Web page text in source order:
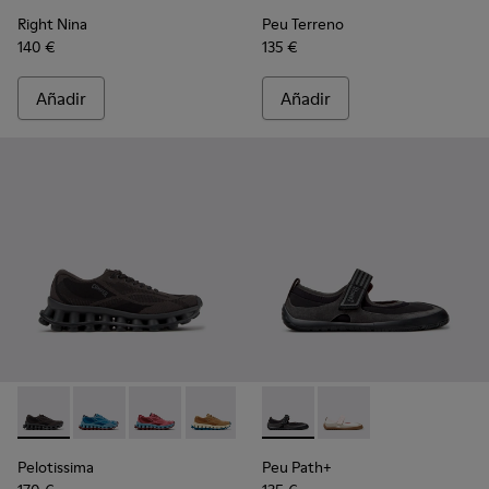
Right Nina
140 €
Añadir
Peu Terreno
135 €
Añadir
Pelotissima - K201922-006 - Zapatillas negras y grises de
Pelotissima - K201922-011 - Zapatillas azules de
Pelotissima - K201922-010 - Zapatillas
Pelotissima - K201922-007 -
Pelotissima
Peu Path+ - K201987-001 -
Peu Path+ -
Peu Path+